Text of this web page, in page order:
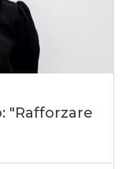
"Rafforzare